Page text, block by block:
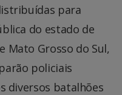
para
do estado de
Mato Grosso do Sul,
policiais
diversos batalhões